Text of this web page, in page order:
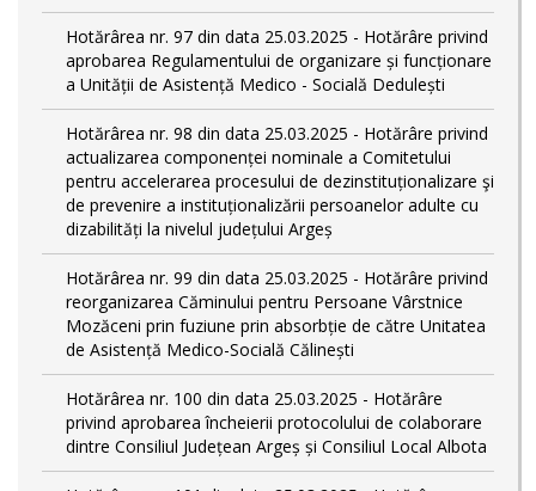
Hotărârea nr. 97 din data 25.03.2025 - Hotărâre privind
aprobarea Regulamentului de organizare și funcționare
a Unității de Asistență Medico - Socială Dedulești
Hotărârea nr. 98 din data 25.03.2025 - Hotărâre privind
actualizarea componenței nominale a Comitetului
pentru accelerarea procesului de dezinstituționalizare şi
de prevenire a instituționalizării persoanelor adulte cu
dizabilități la nivelul județului Argeș
Hotărârea nr. 99 din data 25.03.2025 - Hotărâre privind
reorganizarea Căminului pentru Persoane Vârstnice
Mozăceni prin fuziune prin absorbție de către Unitatea
de Asistență Medico-Socială Călinești
Hotărârea nr. 100 din data 25.03.2025 - Hotărâre
privind aprobarea încheierii protocolului de colaborare
dintre Consiliul Județean Argeș și Consiliul Local Albota